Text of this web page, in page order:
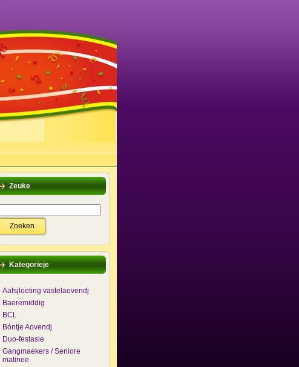
Zeuke
Kategorieje
Aafsjloeting vastelaovendj
Baeremiddig
BCL
Bóntje Aovendj
Duo-festasie
Gangmaekers / Seniore
matinee